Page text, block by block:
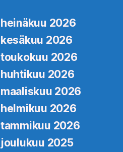
heinäkuu 2026
kesäkuu 2026
toukokuu 2026
huhtikuu 2026
maaliskuu 2026
helmikuu 2026
tammikuu 2026
joulukuu 2025